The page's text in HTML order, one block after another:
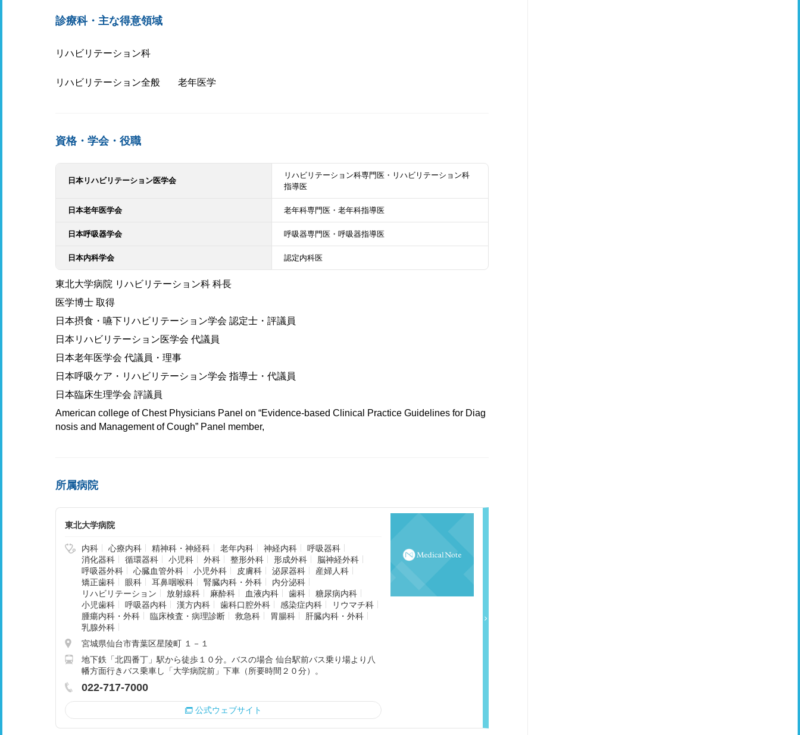
診療科・主な得意領域
リハビリテーション科
リハビリテーション全般 老年医学
資格・学会・役職
日本リハビリテーション医学会
リハビリテーション科専門医・リハビリテーション科
指導医
日本老年医学会 老年科専門医・老年科指導医
日本呼吸器学会 呼吸器専門医・呼吸器指導医
日本内科学会 認定内科医
東北大学病院 リハビリテーション科 科長
医学博士 取得
日本摂食・嚥下リハビリテーション学会 認定士・評議員
日本リハビリテーション医学会 代議員
日本老年医学会 代議員・理事
日本呼吸ケア・リハビリテーション学会 指導士・代議員
日本臨床生理学会 評議員
American college of Chest Physicians Panel on “Evidence-based Clinical Practice Guidelines for Diag
nosis and Management of Cough” Panel member,
所属病院
東北大学病院
内科 心療内科 精神科・神経科 老年内科 神経内科
呼吸器科
消化器科
循環器科 小児科 外科 整形外科 形成外科
脳神経外科
呼吸器外科
心臓血管外科 小児外科 皮膚科 泌尿器科
産婦人科
矯正歯科
眼科 耳鼻咽喉科 腎臓内科・外科
内分泌科
リハビリテーション
放射線科 麻酔科 血液内科 歯科
糖尿病内科
小児歯科
呼吸器内科 漢方内科 歯科口腔外科 感染症内科
リウマチ科
腫瘍内科・外科
臨床検査・病理診断 救急科 胃腸科
肝臓内科・外科
乳腺外科
宮城県仙台市青葉区星陵町 １－１
地下鉄「北四番丁」駅から徒歩１０分。バスの場合 仙台駅前バス乗り場より八
幡方面行きバス乗車し「大学病院前」下車（所要時間２０分）。
022-717-7000
公式ウェブサイト